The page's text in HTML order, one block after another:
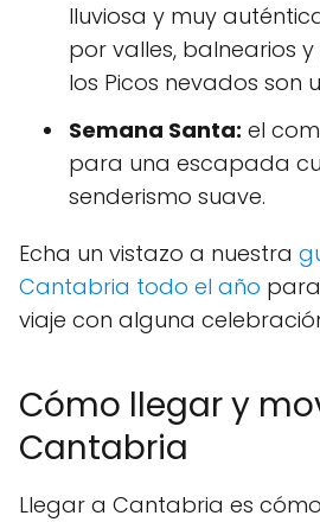
lluviosa y muy
por valles, balnearios
los Picos nevados son
Semana Santa: el
para una escapada
senderismo suave.
Echa un vistazo a nuestra
Cantabria todo el año
viaje con alguna
Cómo llegar y
Cantabria
Llegar a Cantabria es